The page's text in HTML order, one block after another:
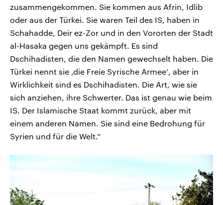
zusammengekommen. Sie kommen aus Afrin, Idlib
oder aus der Türkei. Sie waren Teil des IS, haben in
Schahadde, Deir ez-Zor und in den Vororten der Stadt
al-Hasaka gegen uns gekämpft. Es sind
Dschihadisten, die den Namen gewechselt haben. Die
Türkei nennt sie ‚die Freie Syrische Armee‘, aber in
Wirklichkeit sind es Dschihadisten. Die Art, wie sie
sich anziehen, ihre Schwerter. Das ist genau wie beim
IS. Der Islamische Staat kommt zurück, aber mit
einem anderen Namen. Sie sind eine Bedrohung für
Syrien und für die Welt.“